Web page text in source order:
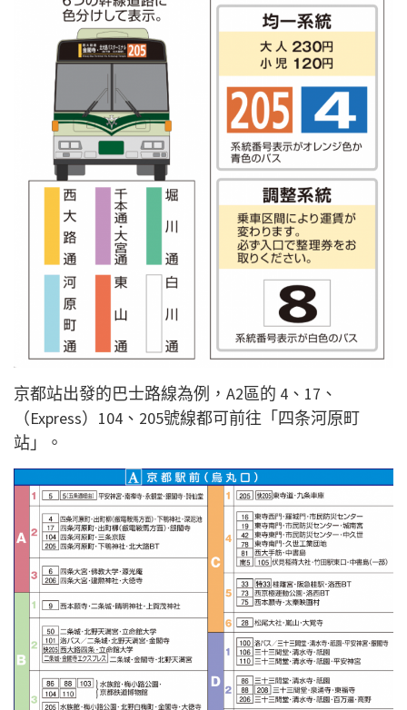
京都站出發的巴士路線為例，A2區的 4、17、
（Express）104、205號線都可前往「四条河原町
站」。